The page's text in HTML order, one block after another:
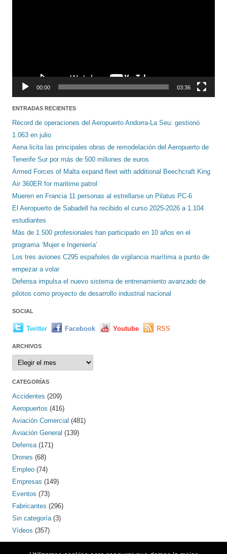
00:00 03:36
ENTRADAS RECIENTES
Récord de operaciones del Aeropuerto Andorra-La Seu: gestionó
1.063 en julio
Aena licita las principales obras de remodelación del Aeropuerto de
Tenerife Sur por más de 500 millones de euros
Armed Forces of Malta expand fleet with additional Beechcraft King
Air 360ER for maritime patrol
Mueren en Francia 11 personas al estrellarse un Pilatus PC-6
El Aeropuerto de Sabadell ha recibido el curso 2025-2026 a 1.104
estudiantes
Más de 1.500 profesionales han participado en 10 años en el
programa ‘Mujer e Ingeniería’
Los tres aviones C295 españoles de vigilancia marítima a punto de
empezar a volar
Defensa impulsa el nuevo sistema de entrenamiento avanzado de
pilotos como proyecto de desarrollo industrial nacional
SOCIAL
Twitter Facebook Youtube RSS
ARCHIVOS
Archivos
CATEGORÍAS
Accidentes (209)
Aeropuertos (416)
Aviación Comercial (481)
Aviación General (139)
Defensa(171)
Drones (68)
Empleo (74)
Empresas (149)
Eventos (73)
Fabricantes (296)
Sin categoría(3)
Vídeos (357)